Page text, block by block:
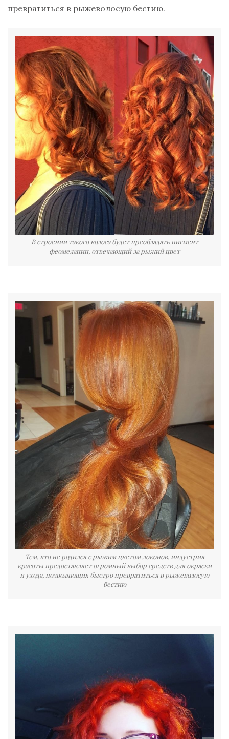
превратиться в рыжеволосую бестию.
В строении такого волоса будет преобладать пигмент
феомеланин, отвечающий за рыжий цвет
Тем, кто не родился с рыжим цветом локонов, индустрия
красоты предоставляет огромный выбор средств для окраски
и ухода, позволяющих быстро превратиться в рыжеволосую
бестию